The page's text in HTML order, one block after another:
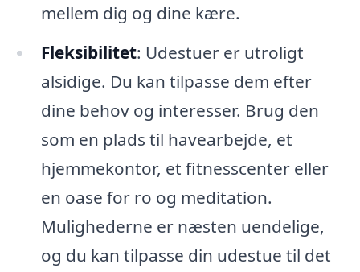
mellem dig og dine kære.
Fleksibilitet: Udestuer er utroligt
alsidige. Du kan tilpasse dem efter
dine behov og interesser. Brug den
som en plads til havearbejde, et
hjemmekontor, et fitnesscenter eller
en oase for ro og meditation.
Mulighederne er næsten uendelige,
og du kan tilpasse din udestue til det